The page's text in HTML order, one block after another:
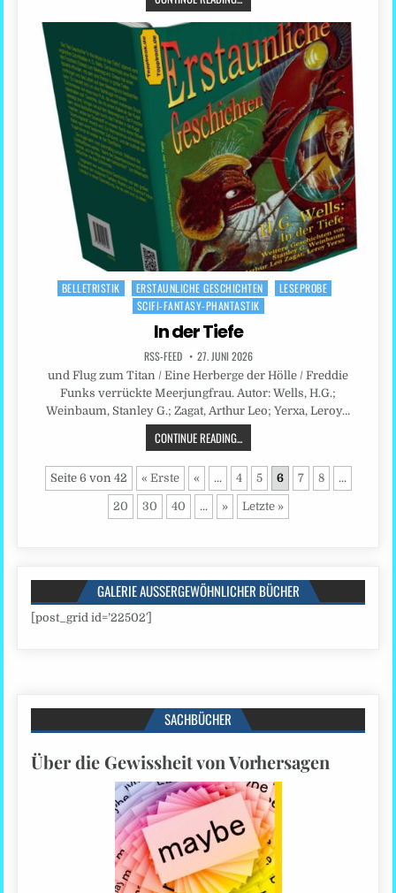
Posted
BELLETRISTIK ERSTAUNLICHE GESCHICHTEN
LESEPROBE
SCIFI-FANTASY-PHANTASTIK
In der Tiefe
RSS-FEED 27. JUNI 2026
und Flug zum Titan / Eine Herberge der Hölle / Freddie
Funks verrückte Meerjungfrau. Autor: Wells, H.G.;
Weinbaum, Stanley G.; Zagat, Arthur Leo; Yerxa, Leroy…
CONTINUE READING...
Seite 6 von 42 « Erste « ... 4 5 6 7 8 ...
20 30 40 ... » Letzte »
GALERIE AUSSERGEWÖHNLICHER BÜCHER
[post_grid id=’22502′]
SACHBÜCHER
Über die Gewissheit von Vorhersagen